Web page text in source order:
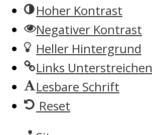
Hoher Kontrast
Negativer Kontrast
Heller Hintergrund
Links Unterstreichen
Lesbare Schrift
Reset